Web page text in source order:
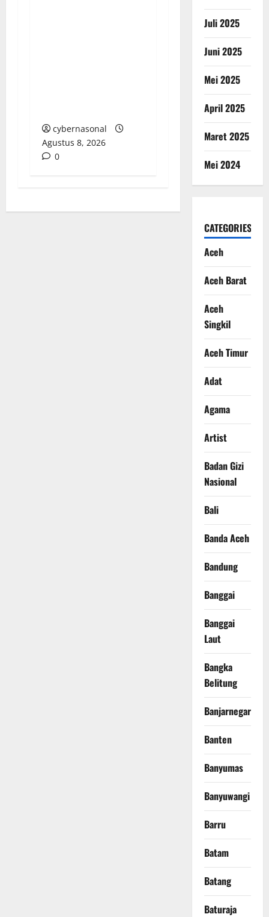
cybernasonal
Agustus 8, 2026
0
Juli 2025
Juni 2025
Mei 2025
April 2025
Maret 2025
Mei 2024
CATEGORIES
Aceh
Aceh Barat
Aceh
Singkil
Aceh Timur
Adat
Agama
Artist
Badan Gizi
Nasional
Bali
Banda Aceh
Bandung
Banggai
Banggai
Laut
Bangka
Belitung
Banjarnegara
Banten
Banyumas
Banyuwangi
Barru
Batam
Batang
Baturaja